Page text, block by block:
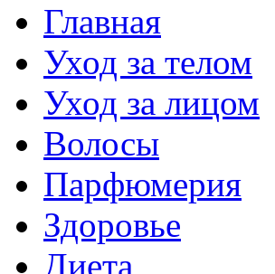
Главная
Уход за телом
Уход за лицом
Волосы
Парфюмерия
Здоровье
Диета